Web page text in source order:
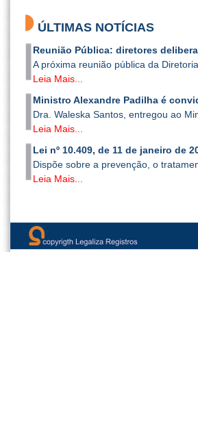
ÚLTIMAS NOTÍCIAS
Reunião Pública: diretores
A próxima reunião pública da
Leia Mais...
Ministro Alexandre Padilha é
Dra. Waleska Santos, entregou ao
Leia Mais...
Lei nº 10.409, de 11 de janeiro de
Dispõe sobre a prevenção, o
Leia Mais...